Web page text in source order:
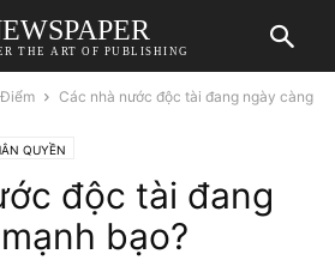
THE ART OF PUBLISHING
Các nhà nước độc tài đang ngày càng
QUYỀN
độc tài đang
bạo?